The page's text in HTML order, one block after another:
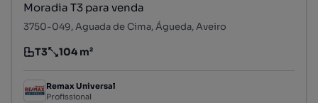
Moradia T3 para venda
3750-049, Aguada de Cima, Águeda, Aveiro
Tipologia
T3
Preço por metro quadrado
104 m²
Remax Universal
Profissional